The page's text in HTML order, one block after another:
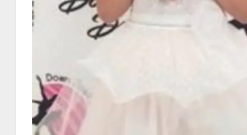
R
e
a